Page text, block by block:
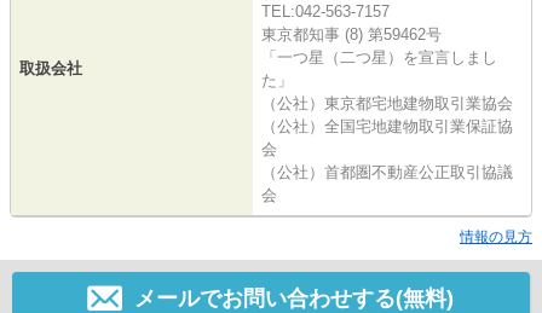
取扱会社
TEL:042-563-7157
東京都知事 (8) 第59462号
「一つ星（二つ星）を宣言しまし
た」
（公社）東京都宅地建物取引業協会
（公社）全国宅地建物取引業保証協
会
（公社）首都圏不動産公正取引協議
会
情報の見方
メールでお問い合わせする(無料)